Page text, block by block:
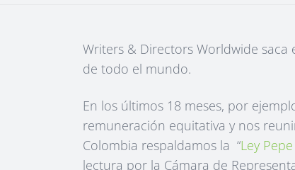
Writers & Directors Worldwide
de todo el mundo.
En los últimos 18 meses, por
remuneración equitativa y nos
Colombia respaldamos la “Ley
lectura por la Cámara de